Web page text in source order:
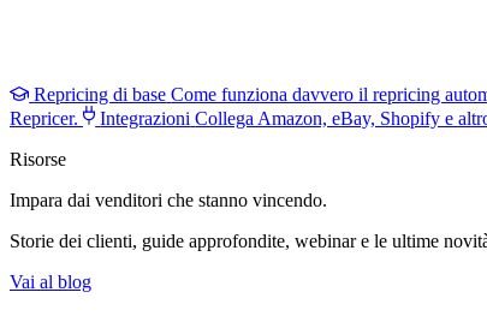
Repricing di base Come funziona davvero il repricing
Repricer.
Integrazioni Collega Amazon, eBay, Shopify e
Risorse
Impara dai venditori che stanno vincendo.
Storie dei clienti, guide approfondite, webinar e le ultime
Vai al blog